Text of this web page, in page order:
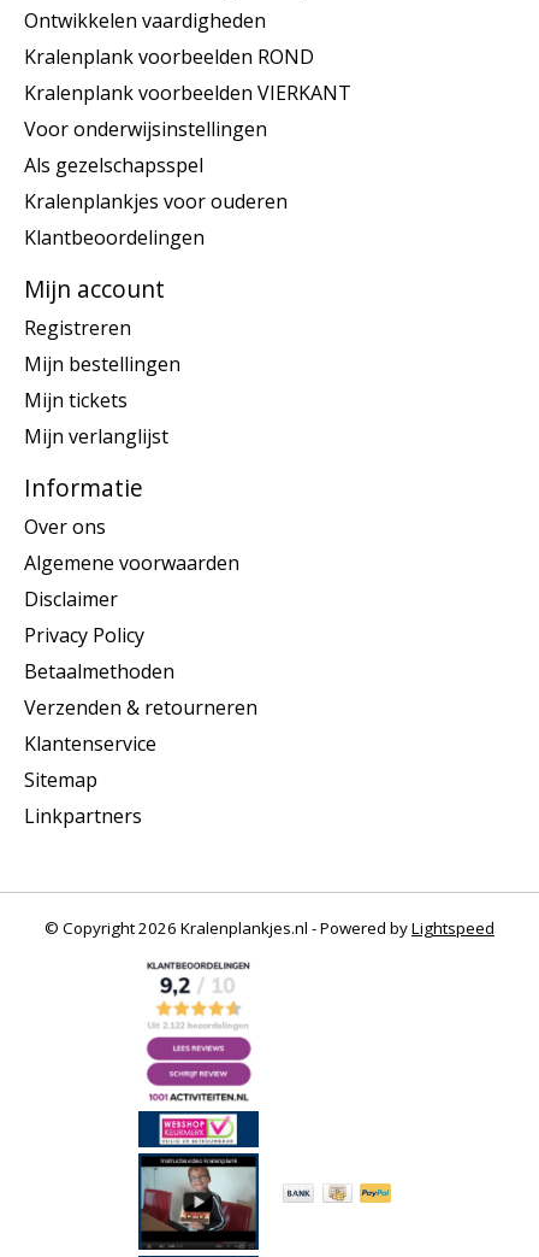
Ontwikkelen vaardigheden
Kralenplank voorbeelden ROND
Kralenplank voorbeelden VIERKANT
Voor onderwijsinstellingen
Als gezelschapsspel
Kralenplankjes voor ouderen
Klantbeoordelingen
Mijn account
Registreren
Mijn bestellingen
Mijn tickets
Mijn verlanglijst
Informatie
Over ons
Algemene voorwaarden
Disclaimer
Privacy Policy
Betaalmethoden
Verzenden & retourneren
Klantenservice
Sitemap
Linkpartners
© Copyright 2026 Kralenplankjes.nl - Powered byLightspeed